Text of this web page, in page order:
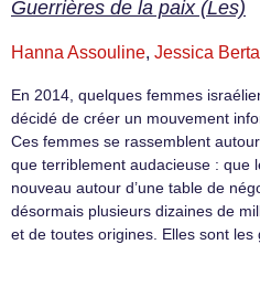
Guerrières de la paix (Les)
Hanna Assouline, Jessica
En 2014, quelques femmes
décidé de créer un mouvement
Ces femmes se rassemblent
que terriblement audacieuse : que
nouveau autour d’une table de
désormais plusieurs dizaines de
et de toutes origines. Elles sont les